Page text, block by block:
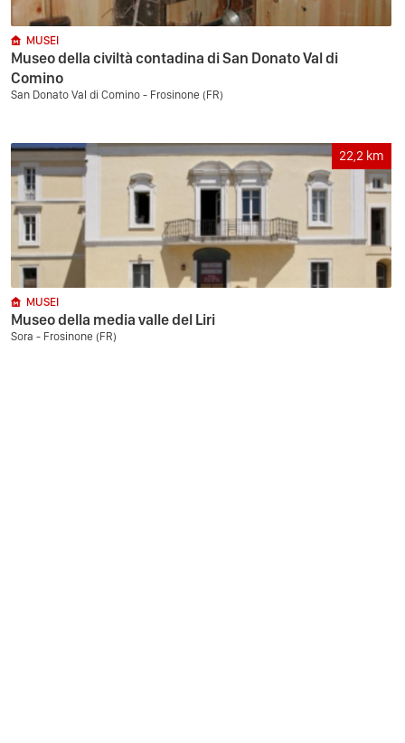
MUSEI
Museo della civiltà contadina di San Donato Val di
Comino
San Donato Val di Comino - Frosinone (FR)
22,2 km
MUSEI
Museo della media valle del Liri
Sora - Frosinone (FR)